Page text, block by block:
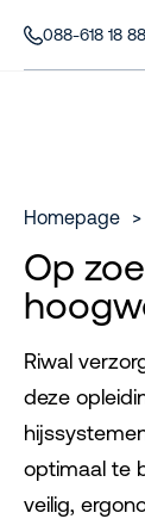
088-618 18 88
Homepage >
Op
Riwal
deze
optimaal te
veilig,